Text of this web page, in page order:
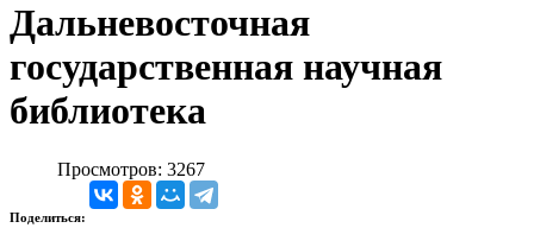
Дальневосточная
государственная научная
библиотека
Просмотров: 3267
Поделиться: